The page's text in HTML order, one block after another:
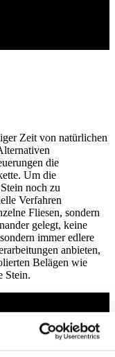
Zeit von natürlichen
die
Um die
noch zu
Verfahren
Fliesen, sondern
gelegt, keine
immer edlere
anbieten,
Belägen wie
Stein.